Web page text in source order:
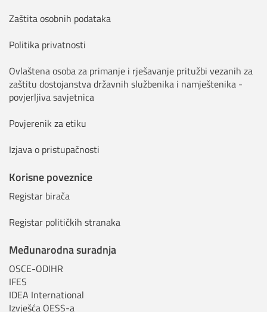
Zaštita osobnih podataka
Politika privatnosti
Ovlaštena osoba za primanje i rješavanje pritužbi vezanih za
zaštitu dostojanstva državnih službenika i namještenika -
povjerljiva savjetnica
Povjerenik za etiku
Izjava o pristupačnosti
Korisne poveznice
Registar birača
Registar političkih stranaka
Međunarodna suradnja
OSCE-ODIHR
IFES
IDEA International
Izvješća OESS-a